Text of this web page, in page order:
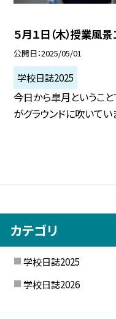
５月１日（木）授業風
公開日 2025/05/01
学校日誌2025
今日から皐月というこ
がグラウンドに吹いてい
カテゴリ
学校日誌2025
学校日誌2026